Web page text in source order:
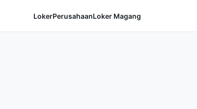
LokerPerusahaanLoker Magang